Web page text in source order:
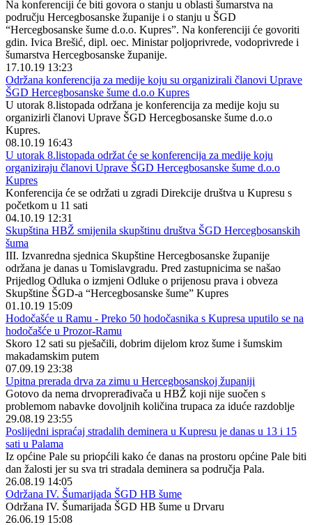
Na konferenciji će biti govora o stanju u oblasti šumarstva na
području Hercegbosanske županije i o stanju u ŠGD
“Hercegbosanske šume d.o.o. Kupres”. Na konferenciji će govoriti
gdin. Ivica Brešić, dipl. oec. Ministar poljoprivrede, vodoprivrede i
šumarstva Hercegbosanske županije.
17.10.19 13:23
Održana konferencija za medije koju su organizirali članovi Uprave
ŠGD Hercegbosanske šume d.o.o Kupres
U utorak 8.listopada održana je konferencija za medije koju su
organizirli članovi Uprave ŠGD Hercegbosanske šume d.o.o
Kupres.
08.10.19 16:43
U utorak 8.listopada održat će se konferencija za medije koju
organiziraju članovi Uprave ŠGD Hercegbosanske šume d.o.o
Kupres
Konferencija će se održati u zgradi Direkcije društva u Kupresu s
početkom u 11 sati
04.10.19 12:31
Skupština HBŽ smijenila skupštinu društva ŠGD Hercegbosanskih
šuma
III. Izvanredna sjednica Skupštine Hercegbosanske županije
održana je danas u Tomislavgradu. Pred zastupnicima se našao
Prijedlog Odluka o izmjeni Odluke o prijenosu prava i obveza
Skupštine ŠGD-a “Hercegbosanske šume” Kupres
01.10.19 15:09
Hodočašće u Ramu - Preko 50 hodočasnika s Kupresa uputilo se na
hodočašće u Prozor-Ramu
Skoro 12 sati su pješačili, dobrim dijelom kroz šume i šumskim
makadamskim putem
07.09.19 23:38
Upitna prerada drva za zimu u Hercegbosanskoj županiji
Gotovo da nema drvoprerađivača u HBŽ koji nije suočen s
problemom nabavke dovoljnih količina trupaca za iduće razdoblje
29.08.19 23:55
Poslijedni ispraćaj stradalih deminera u Kupresu je danas u 13 i 15
sati u Palama
Iz općine Pale su priopćili kako će danas na prostoru općine Pale biti
dan žalosti jer su sva tri stradala deminera sa područja Pala.
26.08.19 14:05
Održana IV. Šumarijada ŠGD HB šume
Održana IV. Šumarijada ŠGD HB šume u Drvaru
26.06.19 15:08